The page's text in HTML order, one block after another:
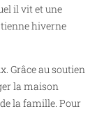
il vit et une
hiverne
Grâce au soutien
la maison
la famille. Pour